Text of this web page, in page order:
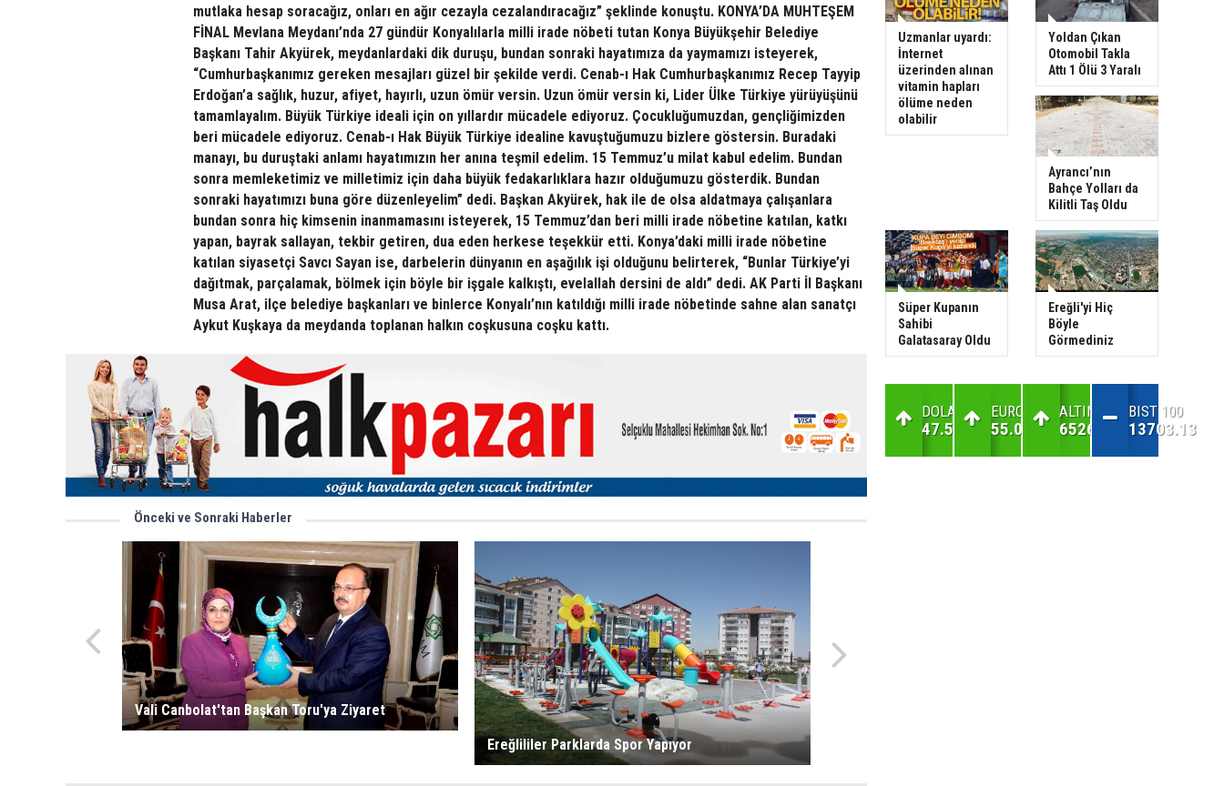
mutlaka hesap soracağız, onları en ağır cezayla cezalandıracağız” şeklinde konuştu. KONYA’DA MUHTEŞEM
FİNAL Mevlana Meydanı’nda 27 gündür Konyalılarla milli irade nöbeti tutan Konya Büyükşehir Belediye
Başkanı Tahir Akyürek, meydanlardaki dik duruşu, bundan sonraki hayatımıza da yaymamızı isteyerek,
“Cumhurbaşkanımız gereken mesajları güzel bir şekilde verdi. Cenab-ı Hak Cumhurbaşkanımız Recep Tayyip
Erdoğan’a sağlık, huzur, afiyet, hayırlı, uzun ömür versin. Uzun ömür versin ki, Lider Ülke Türkiye yürüyüşünü
tamamlayalım. Büyük Türkiye ideali için on yıllardır mücadele ediyoruz. Çocukluğumuzdan, gençliğimizden
beri mücadele ediyoruz. Cenab-ı Hak Büyük Türkiye idealine kavuştuğumuzu bizlere göstersin. Buradaki
manayı, bu duruştaki anlamı hayatımızın her anına teşmil edelim. 15 Temmuz’u milat kabul edelim. Bundan
sonra memleketimiz ve milletimiz için daha büyük fedakarlıklara hazır olduğumuzu gösterdik. Bundan
sonraki hayatımızı buna göre düzenleyelim” dedi. Başkan Akyürek, hak ile de olsa aldatmaya çalışanlara
bundan sonra hiç kimsenin inanmamasını isteyerek, 15 Temmuz’dan beri milli irade nöbetine katılan, katkı
yapan, bayrak sallayan, tekbir getiren, dua eden herkese teşekkür etti. Konya’daki milli irade nöbetine
katılan siyasetçi Savcı Sayan ise, darbelerin dünyanın en aşağılık işi olduğunu belirterek, “Bunlar Türkiye’yi
dağıtmak, parçalamak, bölmek için böyle bir işgale kalkıştı, evelallah dersini de aldı” dedi. AK Parti İl Başkanı
Musa Arat, ilçe belediye başkanları ve binlerce Konyalı’nın katıldığı milli irade nöbetinde sahne alan sanatçı
Aykut Kuşkaya da meydanda toplanan halkın coşkusuna coşku kattı.
Önceki ve Sonraki Haberler
Vali Canbolat'tan Başkan Toru'ya Ziyaret
Ereğlililer Parklarda Spor Yapıyor
Uzmanlar uyardı:
İnternet
üzerinden alınan
vitamin hapları
ölüme neden
olabilir
Yoldan Çıkan
Otomobil Takla
Attı 1 Ölü 3 Yaralı
Ayrancı’nın
Bahçe Yolları da
Kilitli Taş Oldu
Süper Kupanın
Sahibi
Galatasaray Oldu
Ereğli'yi Hiç
Böyle
Görmediniz
DOLAR
47.59
EURO
55.07
ALTIN
6526.15
BIST 100
13703.13